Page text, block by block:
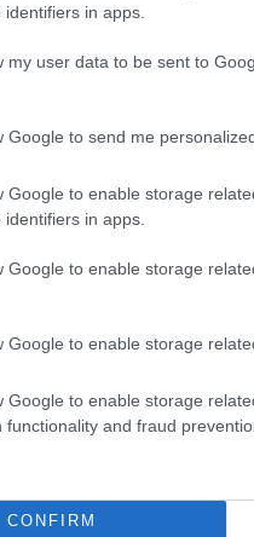
in apps.
my user data to be sent to
Google to send me
Google to enable storage
in apps.
Google to enable storage
Google to enable storage
Google to enable storage
functionality and fraud
CONFIRM